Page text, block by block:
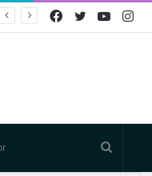
Twitter
Facebook